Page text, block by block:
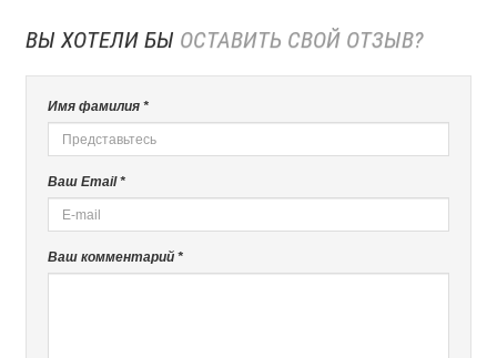
ВЫ ХОТЕЛИ БЫ ОСТАВИТЬ СВОЙ ОТЗЫВ?
Имя фамилия *
Ваш Email *
Ваш комментарий *